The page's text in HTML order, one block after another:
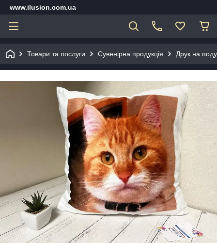
www.ilusion.com.ua
Товари та послуги Сувенірна продукція Друк на